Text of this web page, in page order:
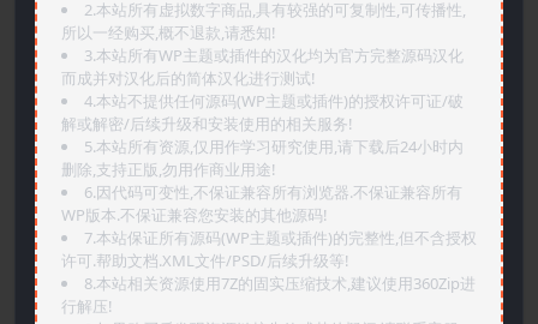
2.本站所有虚拟数字商品,具有较强的可复制性,可传播性,
所以一经购买,概不退款,请悉知!
3.本站所有WP主题或插件的汉化均为官方完整源码汉化
而成并对汉化后的简体汉化进行测试!
4.本站不提供任何源码(WP主题或插件)的授权许可证/破
解或解密/后续升级和安装使用的相关服务!
5.本站所有资源,仅用作学习研究使用,请下载后24小时内
删除,支持正版,勿用作商业用途!
6.因代码可变性,不保证兼容所有浏览器.不保证兼容所有
WP版本.不保证兼容您安装的其他源码!
7.本站保证所有源码(WP主题或插件)的完整性,但不含授权
许可.帮助文档.XML文件/PSD/后续升级等!
8.本站相关资源使用7Z的固实压缩技术,建议使用360Zip进
行解压!